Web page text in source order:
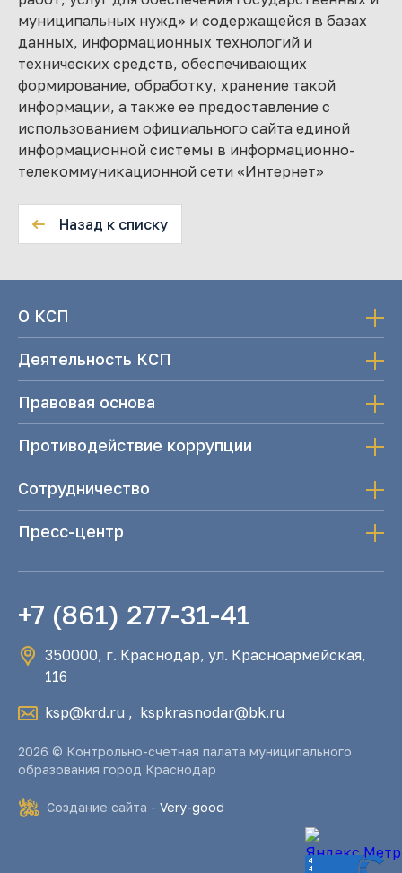
муниципальных нужд» и содержащейся в базах
данных, информационных технологий и
технических средств, обеспечивающих
формирование, обработку, хранение такой
информации, а также ее предоставление с
использованием официального сайта единой
информационной системы в информационно-
телекоммуникационной сети «Интернет»
Назад к списку
О КСП
Деятельность КСП
Правовая основа
Противодействие коррупции
Сотрудничество
Пресс-центр
+7 (861) 277-31-41
350000, г. Краснодар, ул. Красноармейская,
116
ksp@krd.ru , kspkrasnodar@bk.ru
2026 © Контрольно-счетная палата муниципального
образования город Краснодар
Создание сайта - Very-good